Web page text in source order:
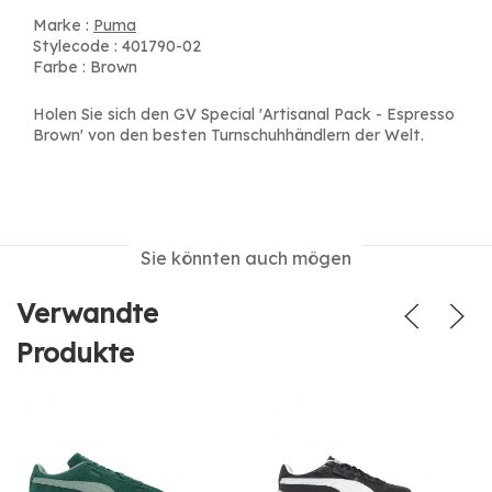
Marke : Puma
Stylecode : 401790-02
Farbe : Brown
Holen Sie sich den GV Special 'Artisanal Pack - Espresso
Brown' von den besten Turnschuhhändlern der Welt.
Sie könnten auch mögen
Verwandte
Produkte